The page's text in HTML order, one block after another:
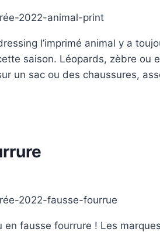
l’imprimé animal y a
saison. Léopards, zèbre ou
un sac ou des chaussures,
en fausse fourrure ! Les